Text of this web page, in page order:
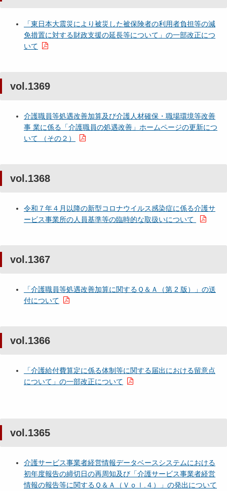
「東日本大震災により被災した被保険者の利用者負担等の減
免措置に対する財政支援の延長等について」の一部改正につ
いて
vol.1369
介護職員等処遇改善加算及び介護人材確保・職場環境等改善
事 業に係る「介護職員の処遇改善」ホームページの更新につ
いて （その２）
vol.1368
令和７年４月以降の新型コロナウイルス感染症に係る介護サ
ービス事業所の人員基準等の臨時的な取扱いについて
vol.1367
「介護職員等処遇改善加算に関するＱ＆Ａ（第 2 版）」の送
付について
vol.1366
「介護給付費算定に係る体制等に関する届出における留意点
について」の一部改正について
vol.1365
介護サービス事業者経営情報データベースシステムにおける
初年度報告の締切日の再周知及び「介護サービス事業者経営
情報の報告等に関するＱ＆Ａ（Ｖｏｌ.４）」の発出について